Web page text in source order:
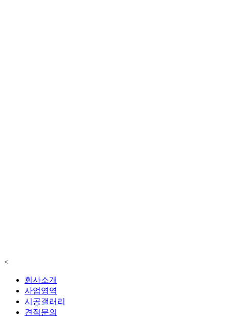
<
회사소개
사업영역
시공갤러리
견적문의